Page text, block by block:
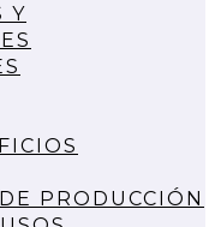
Y
PRODUCCIÓN